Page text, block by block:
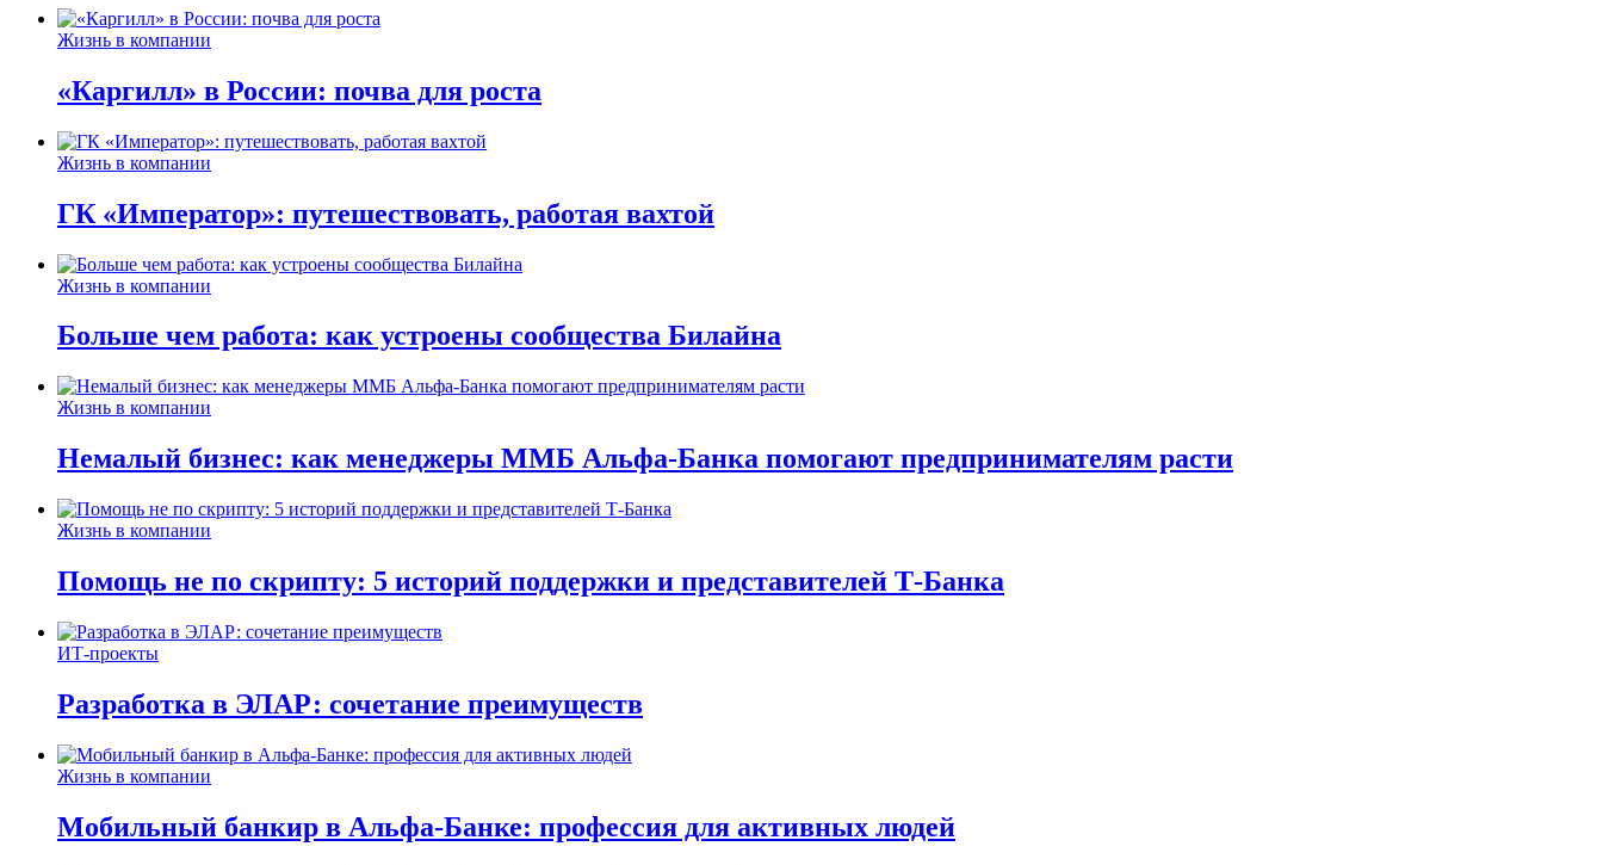
Жизнь в компании
«Каргилл» в России: почва для роста
Жизнь в компании
ГК «Император»: путешествовать, работая вахтой
Жизнь в компании
Больше чем работа: как устроены сообщества Билайна
Жизнь в компании
Немалый бизнес: как менеджеры ММБ Альфа-Банка помогают предпринимателям расти
Жизнь в компании
Помощь не по скрипту: 5 историй поддержки и представителей Т-Банка
ИТ-проекты
Разработка в ЭЛАР: сочетание преимуществ
Жизнь в компании
Мобильный банкир в Альфа-Банке: профессия для активных людей